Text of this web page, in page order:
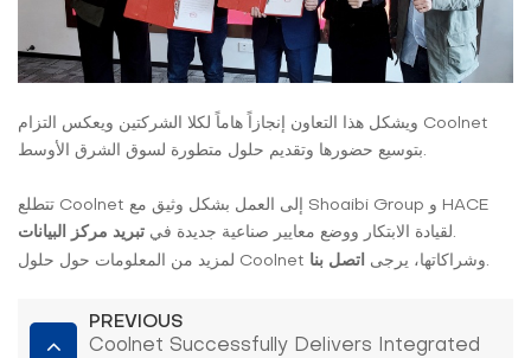
ويشكل هذا التعاون إنجازاً هاماً لكلا الشركتين ويعكس التزام Coolnet
بتوسيع حضورها وتقديم حلول متطورة لسوق الشرق الأوسط.
تتطلع Coolnet إلى العمل بشكل وثيق مع Shoaibi Group و HACE
لقيادة الابتكار ووضع معايير صناعية جديدة في تبريد مركز البيانات
.
لمزيد من المعلومات حول حلول Coolnet وشراكاتها، يرجى
اتصل بنا .
PREVIOUS
Coolnet Successfully Delivers Integrated